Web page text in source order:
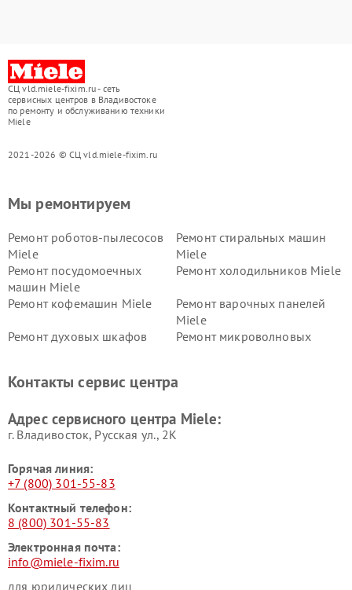
СЦ vld.miele-fixim.ru - сеть
сервисных центров в Владивостоке
по ремонту и обслуживанию техники
Miele
2021-2026 © СЦ vld.miele-fixim.ru
Мы ремонтируем
Ремонт роботов-пылесосов
Miele
Ремонт стиральных машин
Miele
Ремонт посудомоечных
машин Miele
Ремонт холодильников Miele
Ремонт кофемашин Miele
Ремонт варочных панелей
Miele
Ремонт духовых шкафов
Ремонт микроволновых
Miele
Miele
пылесосов Miele
Контакты сервис центра
Адрес сервисного центра Miele:
г. Владивосток, Русская ул., 2К
Горячая линия:
+7 (800) 301-55-83
Контактный телефон:
8 (800) 301-55-83
Электронная почта:
info@miele-fixim.ru
для юридических лиц